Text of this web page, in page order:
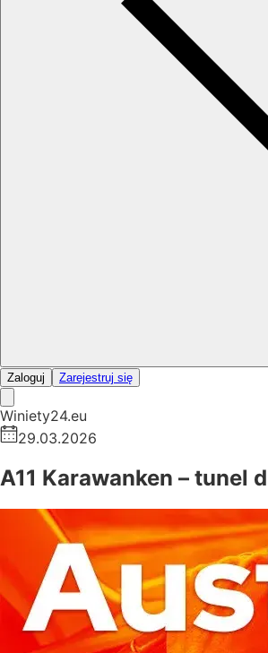
Zaloguj Zarejestruj się
Winiety24.eu
29.03.2026
A11 Karawanken – tunel